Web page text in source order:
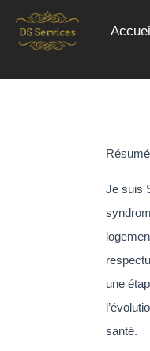
Je suis
une
santé.